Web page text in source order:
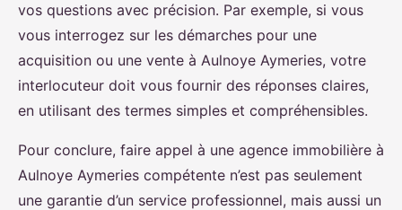
vos questions avec précision. Par exemple, si vous
vous interrogez sur les démarches pour une
acquisition ou une vente à Aulnoye Aymeries, votre
interlocuteur doit vous fournir des réponses claires,
en utilisant des termes simples et compréhensibles.
Pour conclure, faire appel à une agence immobilière à
Aulnoye Aymeries compétente n’est pas seulement
une garantie d’un service professionnel, mais aussi un